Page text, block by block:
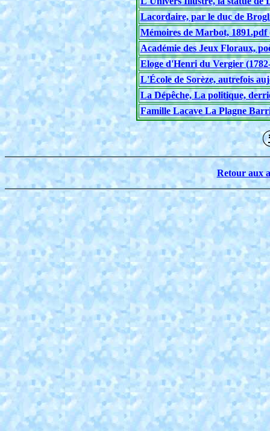
Lacordaire, par le duc de
Mémoires de Marbot, 1891.pdf
Académie des Jeux Floraux,
Eloge d'Henri du Vergier
L'École de Sorèze, autrefois
La Dépêche, La politique,
Famille Lacave La Plagne
Retour aux